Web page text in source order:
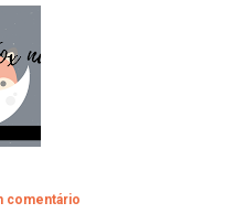
comentário